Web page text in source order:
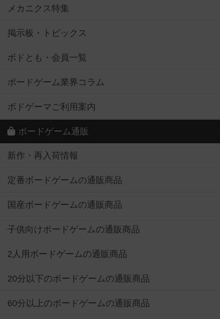
メカニクス特集
掲示板・トピックス
ボドとも・会員一覧
ボードゲーム業界コラム
ボドゲーマご利用案内
ボードゲーム通販
新作・再入荷情報
定番ボードゲームの通販商品
国産ボードゲームの通販商品
子供向けボードゲームの通販商品
2人用ボードゲームの通販商品
20分以下のボードゲームの通販商品
60分以上のボードゲームの通販商品